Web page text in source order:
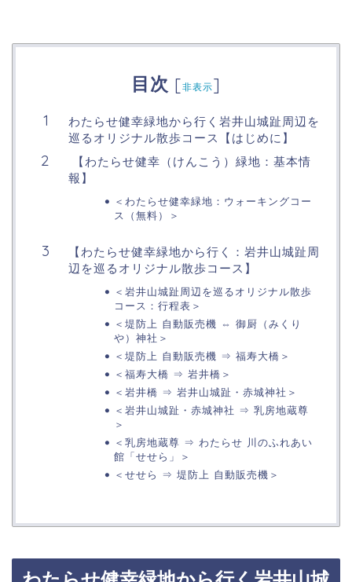
目次 [非表示]
わたらせ健幸緑地から行く岩井山城趾周辺を
巡るオリジナル散歩コース【はじめに】
【わたらせ健幸（けんこう）緑地：基本情
報】
＜わたらせ健幸緑地：ウォーキングコー
ス（無料）＞
【わたらせ健幸緑地から行く：岩井山城趾周
辺を巡るオリジナル散歩コース】
＜岩井山城趾周辺を巡るオリジナル散歩
コース：行程表＞
＜堤防上 自動販売機 ⇔ 御厨（みくり
や）神社＞
＜堤防上 自動販売機 ⇒ 福寿大橋＞
＜福寿大橋 ⇒ 岩井橋＞
＜岩井橋 ⇒ 岩井山城趾・赤城神社＞
＜岩井山城趾・赤城神社 ⇒ 乳房地蔵尊
＞
＜乳房地蔵尊 ⇒ わたらせ 川のふれあい
館「せせら」＞
＜せせら ⇒ 堤防上 自動販売機＞